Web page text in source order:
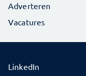
Adverteren
Vacatures
LinkedIn